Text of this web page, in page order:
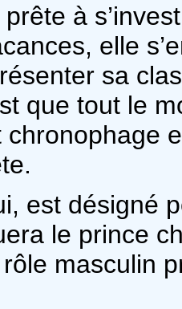
à
elle
sa
que tout le
est désigné
le prince
rôle masculin